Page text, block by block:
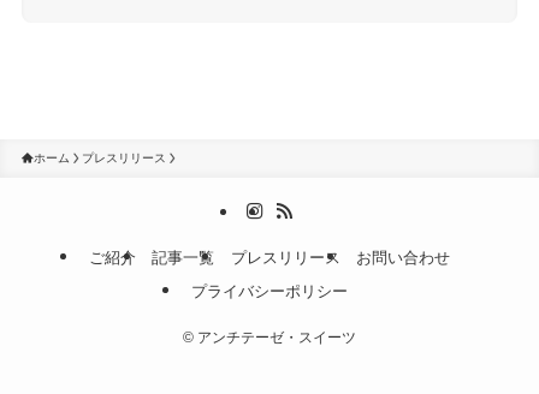
ホーム プレスリリース
ご紹介 記事一覧 プレスリリース
お問い合わせ
プライバシーポリシー
© アンチテーゼ・スイーツ